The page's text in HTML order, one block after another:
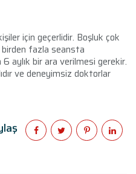
için geçerlidir. Boşluk çok
fazla seansta
6 aylık bir ara verilmesi gerekir.
ve deneyimsiz doktorlar